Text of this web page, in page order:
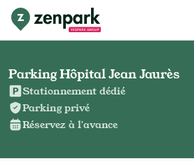
Parking Hôpital Jean Jaurès
Stationnement dédié
Parking privé
Réservez à l'avance